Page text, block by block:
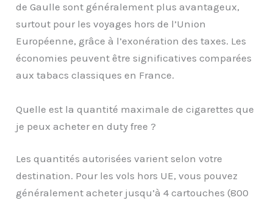
de Gaulle sont généralement plus avantageux,
surtout pour les voyages hors de l’Union
Européenne, grâce à l’exonération des taxes. Les
économies peuvent être significatives comparées
aux tabacs classiques en France.
Quelle est la quantité maximale de cigarettes que
je peux acheter en duty free ?
Les quantités autorisées varient selon votre
destination. Pour les vols hors UE, vous pouvez
généralement acheter jusqu’à 4 cartouches (800